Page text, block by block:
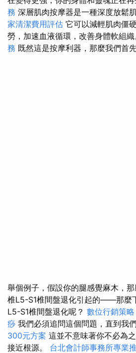
務 深層肌肉按摩器是一種深度放鬆
家清潔費用評估 它可以減輕肌肉僵
勞，加速血液循環，改善身體軟組織
務 既然這是按摩利器，那麼我們首
舉個例子，假設你的腿感覺麻木，
椎L5-S1椎間盤退化引起的——那麼
L5-S1椎間盤退化呢？ 數位行銷策略
痧 我們必須追問這個問題，直到我
300元方案 這並不意味著你不必為
接近根源。 台北會計師事務所專業